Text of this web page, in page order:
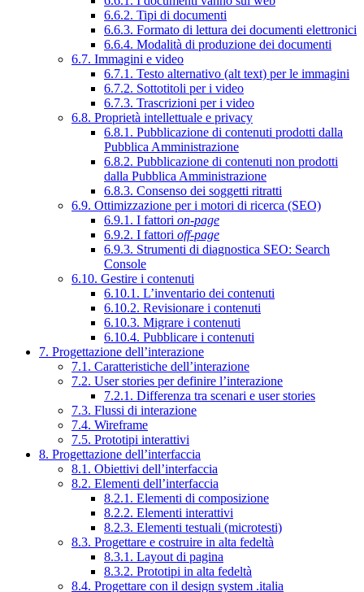
6.6.2. Tipi di documenti
6.6.3. Formato di lettura dei documenti elettronici
6.6.4. Modalità di produzione dei documenti
6.7. Immagini e video
6.7.1. Testo alternativo (alt text) per le immagini
6.7.2. Sottotitoli per i video
6.7.3. Trascrizioni per i video
6.8. Proprietà intellettuale e privacy
6.8.1. Pubblicazione di contenuti prodotti dalla
Pubblica Amministrazione
6.8.2. Pubblicazione di contenuti non prodotti
dalla Pubblica Amministrazione
6.8.3. Consenso dei soggetti ritratti
6.9. Ottimizzazione per i motori di ricerca (SEO)
6.9.1. I fattori on-page
6.9.2. I fattori off-page
6.9.3. Strumenti di diagnostica SEO: Search
Console
6.10. Gestire i contenuti
6.10.1. L’inventario dei contenuti
6.10.2. Revisionare i contenuti
6.10.3. Migrare i contenuti
6.10.4. Pubblicare i contenuti
7. Progettazione dell’interazione
7.1. Caratteristiche dell’interazione
7.2. User stories per definire l’interazione
7.2.1. Differenza tra scenari e user stories
7.3. Flussi di interazione
7.4. Wireframe
7.5. Prototipi interattivi
8. Progettazione dell’interfaccia
8.1. Obiettivi dell’interfaccia
8.2. Elementi dell’interfaccia
8.2.1. Elementi di composizione
8.2.2. Elementi interattivi
8.2.3. Elementi testuali (microtesti)
8.3. Progettare e costruire in alta fedeltà
8.3.1. Layout di pagina
8.3.2. Prototipi in alta fedeltà
8.4. Progettare con il design system .italia